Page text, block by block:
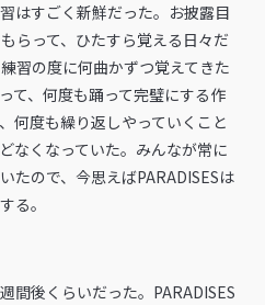
はすごく新鮮だった。お披露目
らって、ひたすら覚える日々だ
習の度に何曲かずつ覚えてきた
て、何度も踊って完璧にする作
何度も繰り返しやっていくこと
なくなっていた。みんなが常に
たので、今思えばPARADISESは
る。
間後くらいだった。PARADISES